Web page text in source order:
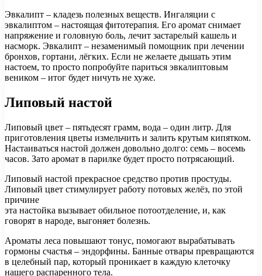
Эвкалипт – кладезь полезных веществ. Ингаляции с
эвкалиптом – настоящая фитотерапия. Его аромат снимает
напряжение и головную боль, лечит застарелый кашель и
насморк. Эвкалипт – незаменимый помощник при лечении
бронхов, гортани, лёгких. Если не желаете дышать этим
настоем, то просто попробуйте париться эвкалиптовым
веником – итог будет ничуть не хуже.
Липовый настой
Липовый цвет – пятьдесят грамм, вода – один литр. Для
приготовления цветы измельчить и залить крутым кипятком.
Настаиваться настой должен довольно долго: семь – восемь
часов. Зато аромат в парилке будет просто потрясающий.
Липовый настой прекрасное средство против простуды.
Липовый цвет стимулирует работу потовых желёз, по этой
причине
эта настойка вызывает обильное потоотделение, и, как
говорят в народе, выгоняет болезнь.
Ароматы леса повышают тонус, помогают вырабатывать
гормоны счастья – эндорфины. Банные отвары превращаются
в целебный пар, который проникает в каждую клеточку
нашего распаренного тела.